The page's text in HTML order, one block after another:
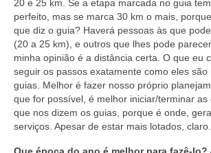
20 e 25 km. Se a etapa marcada no guia
perfeito, mas se marca 30 km o mais,
que diz o guia? Haverá pessoas às que
(20 a 25 km), e outros que lhes pode
minha opinião é a distância certa. O que eu
seguir os passos exatamente como eles são
guias. Melhor é fazer nosso próprio
que for possível, é melhor iniciar/terminar as
que nos dizem os guias, porque é onde,
serviços. Apesar de estar mais lotados, claro.
Que época do ano é melhor para fazê-lo?